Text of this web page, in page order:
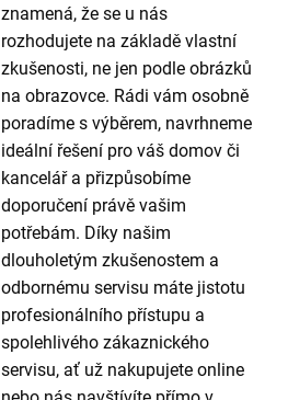
znamená, že se u nás
rozhodujete na základě vlastní
zkušenosti, ne jen podle obrázků
na obrazovce. Rádi vám osobně
poradíme s výběrem, navrhneme
ideální řešení pro váš domov či
kancelář a přizpůsobíme
doporučení právě vašim
potřebám. Díky našim
dlouholetým zkušenostem a
odbornému servisu máte jistotu
profesionálního přístupu a
spolehlivého zákaznického
servisu, ať už nakupujete online